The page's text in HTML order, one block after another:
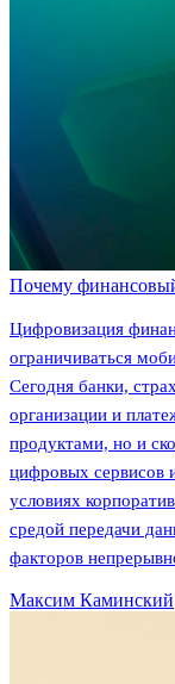
Почему
Цифровизация
ограничиваться
Сегодня банки,
организации и
продуктами, но и
цифровых сервисов
условиях
средой передачи
факторов
Максим Каминский